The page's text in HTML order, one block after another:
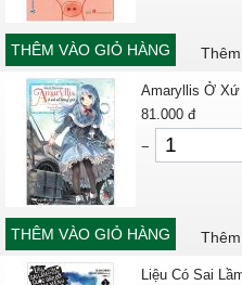
THÊM VÀO GIỎ HÀNG
Amaryllis Ở
81.000 đ
−
THÊM VÀO GIỎ HÀNG
Liệu Có Sai